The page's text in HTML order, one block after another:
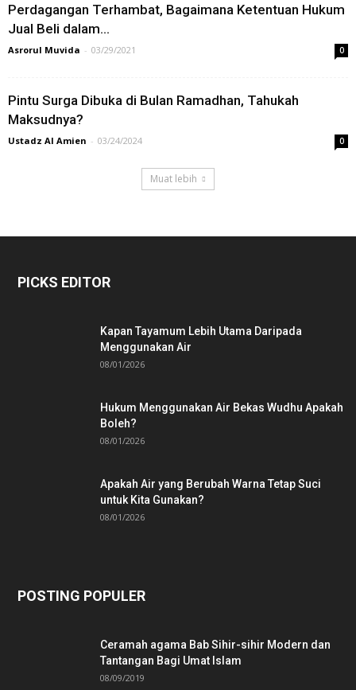
Perdagangan Terhambat, Bagaimana Ketentuan Hukum
Jual Beli dalam...
Asrorul Muvida - 03/29/2021 0
Pintu Surga Dibuka di Bulan Ramadhan, Tahukah
Maksudnya?
Ustadz Al Amien - 03/24/2024 0
Muat lebih
PICKS EDITOR
Kapan Tayamum Lebih Utama Daripada
Menggunakan Air
08/01/2026
Hukum Menggunakan Air Bekas Wudhu Apakah
Boleh?
08/01/2026
Apakah Air yang Berubah Warna Tetap Suci
untuk Kita Gunakan?
08/01/2026
POSTING POPULER
Ceramah agama Bab Sihir-sihir Modern dan
Tantangan Bagi Umat Islam
08/09/2019